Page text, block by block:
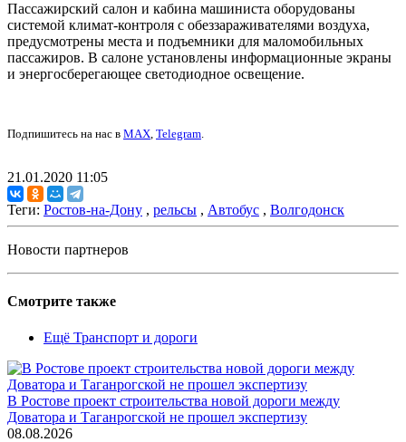
Пассажирский салон и кабина машиниста оборудованы
системой климат-контроля с обеззараживателями воздуха,
предусмотрены места и подъемники для маломобильных
пассажиров. В салоне установлены информационные экраны
и энергосберегающее светодиодное освещение.
Подпишитесь на нас в MAX, Telegram.
21.01.2020 11:05
Теги: Ростов-на-Дону , рельсы , Автобус , Волгодонск
Новости партнеров
Смотрите также
Ещё Транспорт и дороги
В Ростове проект строительства новой дороги между
Доватора и Таганрогской не прошел экспертизу
08.08.2026